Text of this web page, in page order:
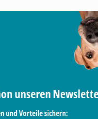
unseren
und Vorteile sichern: